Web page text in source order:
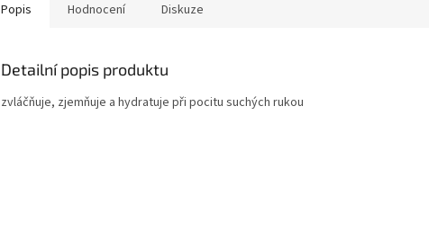
Popis Hodnocení Diskuze
Detailní popis produktu
zvláčňuje, zjemňuje a hydratuje při pocitu suchých rukou